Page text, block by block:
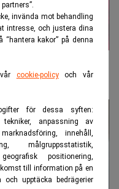
invända mot behandling
intresse, och justera dina
kakor” på denna
cookie-policyoch vår
för dessa syften:
anpassning av
innehåll,
målgruppsstatistik,
positionering,
till information på en
upptäcka bedrägerier
för